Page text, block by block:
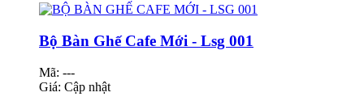
Bộ Bàn Ghế Cafe Mới - Lsg 001
Mã: ---
Giá: Cập nhật